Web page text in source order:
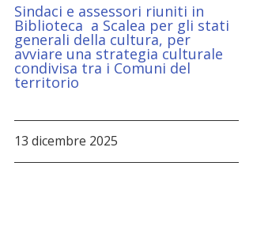
Sindaci e assessori riuniti in
Biblioteca  a Scalea per gli stati
generali della cultura, per
avviare una strategia culturale
condivisa tra i Comuni del
territorio
13 dicembre 2025